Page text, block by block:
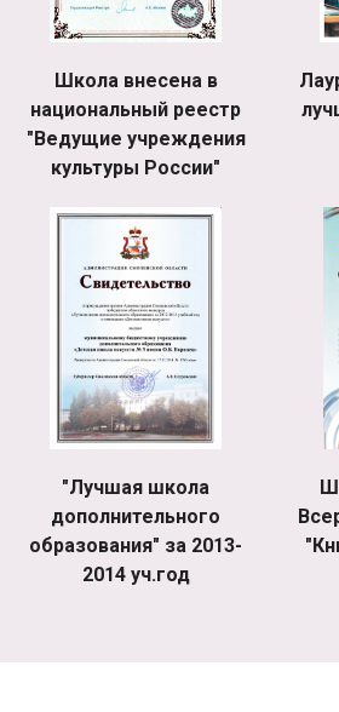
Школа внесена в
национальный реестр
"Ведущие учреждения
культуры России"
"Лучшая школа
дополнительного
образования" за 2013-
2014 уч.год